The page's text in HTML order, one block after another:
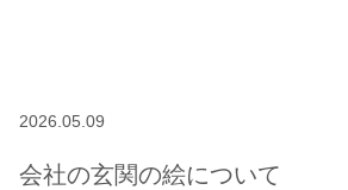
2026.05.09
会社の玄関の絵について